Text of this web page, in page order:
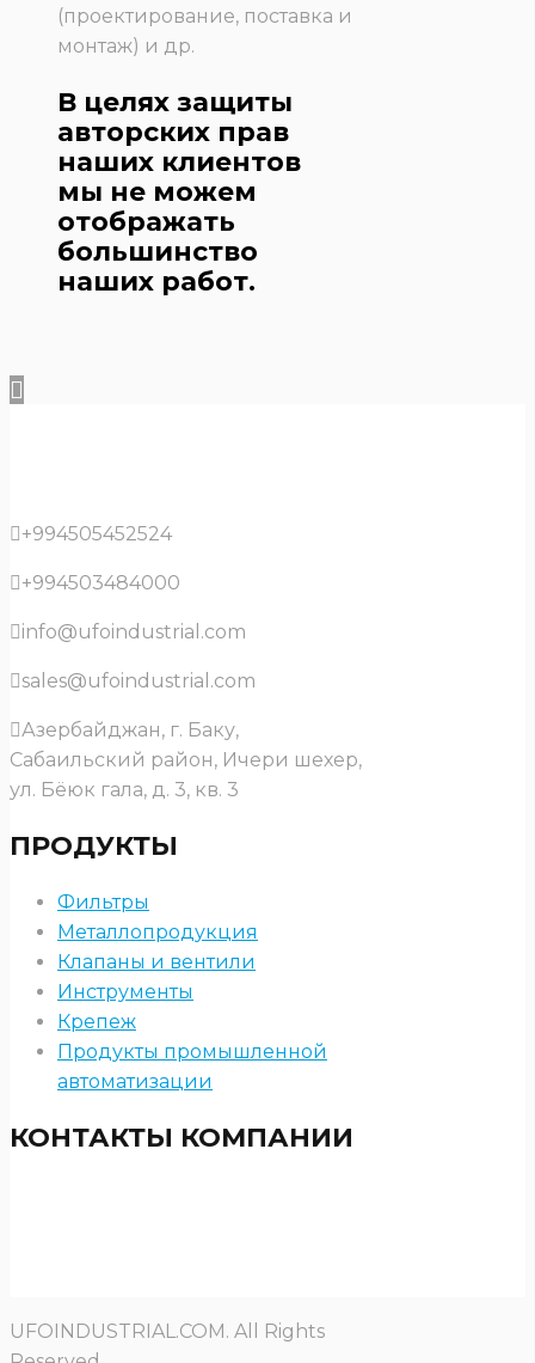
(проектирование, поставка и
монтаж) и др.
В целях защиты
авторских прав
наших клиентов
мы не можем
отображать
большинство
наших работ.
+994505452524
+994503484000
info@ufoindustrial.com
sales@ufoindustrial.com
Азербайджан, г. Баку,
Сабаильский район, Ичери шехер,
ул. Бёюк гала, д. 3, кв. 3
ПРОДУКТЫ
Фильтры
Металлопродукция
Клапаны и вентили
Инструменты
Крепеж
Продукты промышленной
автоматизации
КОНТАКТЫ КОМПАНИИ
UFOINDUSTRIAL.COM. All Rights